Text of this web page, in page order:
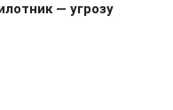
— угрозу